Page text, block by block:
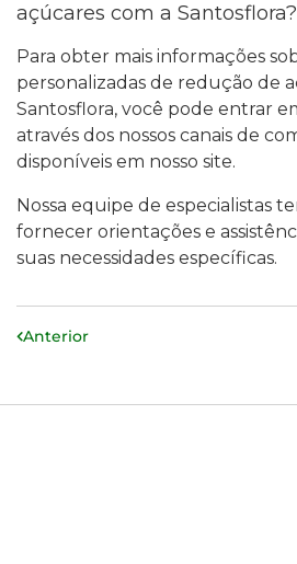
açúcares com a Santosflora?
Para obter mais informações
personalizadas de redução de
Santosflora, você pode entrar
através dos nossos canais de
disponíveis em nosso site.
Nossa equipe de especialistas
fornecer orientações e
suas necessidades específicas.
Anterior